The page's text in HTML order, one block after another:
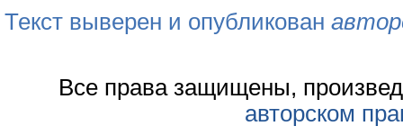
Текст выверен и опубликован
Все права защищены,
авторском